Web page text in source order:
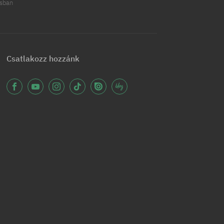
Csatlakozz hozzánk